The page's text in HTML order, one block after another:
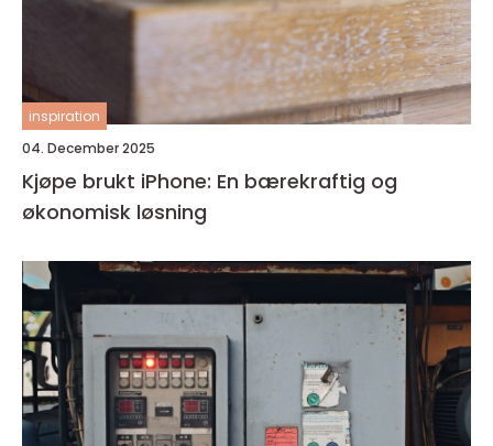
inspiration
04. December 2025
Kjøpe brukt iPhone: En bærekraftig og
økonomisk løsning